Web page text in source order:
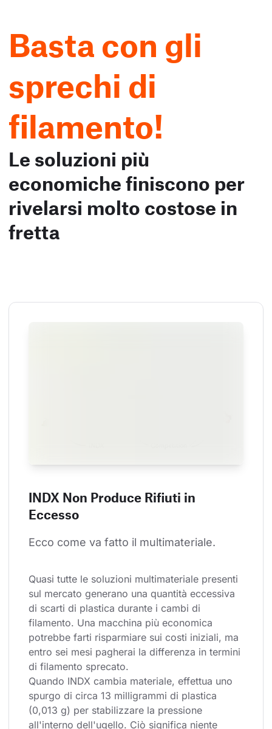
Basta con gli
sprechi di
filamento!
Le soluzioni più
economiche finiscono per
rivelarsi molto costose in
fretta
INDX Non Produce Rifiuti in
Eccesso
Ecco come va fatto il multimateriale.
Quasi tutte le soluzioni multimateriale presenti
sul mercato generano una quantità eccessiva
di scarti di plastica durante i cambi di
filamento. Una macchina più economica
potrebbe farti risparmiare sui costi iniziali, ma
entro sei mesi pagherai la differenza in termini
di filamento sprecato.
Quando INDX cambia materiale, effettua uno
spurgo di circa 13 milligrammi di plastica
(0,013 g) per stabilizzare la pressione
all'interno dell'ugello. Ciò significa niente